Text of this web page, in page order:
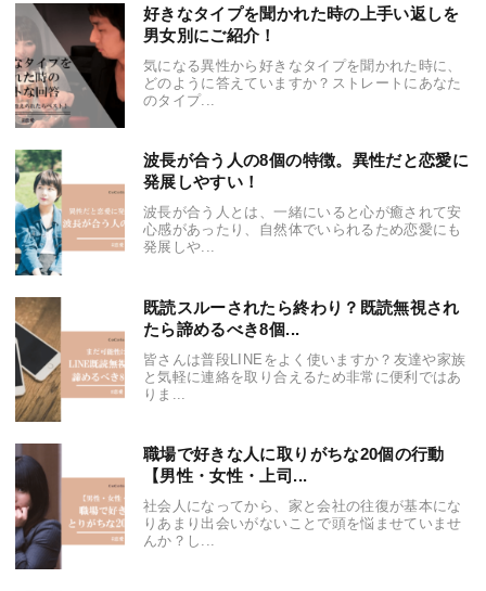
好きなタイプを聞かれた時の上手い返しを
男女別にご紹介！
気になる異性から好きなタイプを聞かれた時に、
どのように答えていますか？ストレートにあなた
のタイプ...
波長が合う人の8個の特徴。異性だと恋愛に
発展しやすい！
波長が合う人とは、一緒にいると心が癒されて安
心感があったり、自然体でいられるため恋愛にも
発展しや...
既読スルーされたら終わり？既読無視され
たら諦めるべき8個...
皆さんは普段LINEをよく使いますか？友達や家族
と気軽に連絡を取り合えるため非常に便利ではあ
りま...
職場で好きな人に取りがちな20個の行動
【男性・女性・上司...
社会人になってから、家と会社の往復が基本にな
りあまり出会いがないことで頭を悩ませていませ
んか？し...